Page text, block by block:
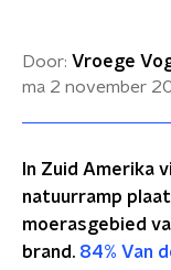
Door: Vroege
ma 2 november
In Zuid Amerika
natuurramp
moerasgebied
brand. 84% Van